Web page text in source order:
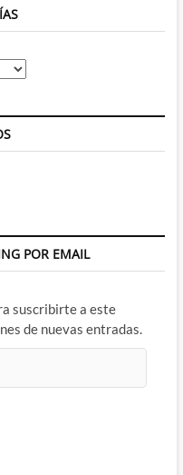
POR EMAIL
suscribirte a este
de nuevas entradas.